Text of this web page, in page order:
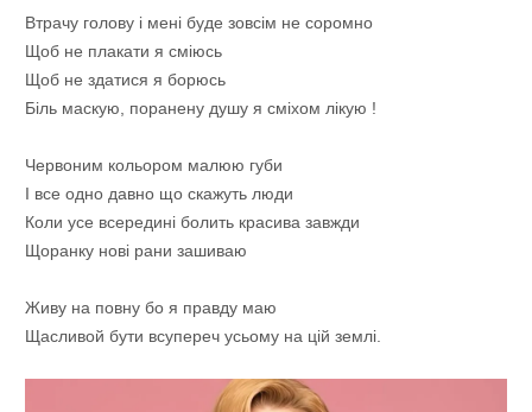
Втрачу голову і мені буде зовсім не соромно
Щоб не плакати я сміюсь
Щоб не здатися я борюсь
Біль маскую, поранену душу я сміхом лікую !
Червоним кольором малюю губи
І все одно давно що скажуть люди
Коли усе всередині болить красива завжди
Щоранку нові рани зашиваю
Живу на повну бо я правду маю
Щасливой бути всупереч усьому на цій землі.